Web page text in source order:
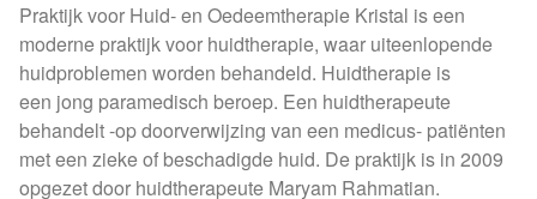
Praktijk voor Huid- en Oedeemtherapie Kristal is een
moderne praktijk voor huidtherapie, waar uiteenlopende
huidproblemen worden behandeld. Huidtherapie is
een jong paramedisch beroep. Een huidtherapeute
behandelt -op doorverwijzing van een medicus- patiënten
met een zieke of beschadigde huid. De praktijk is in 2009
opgezet door huidtherapeute Maryam Rahmatian.